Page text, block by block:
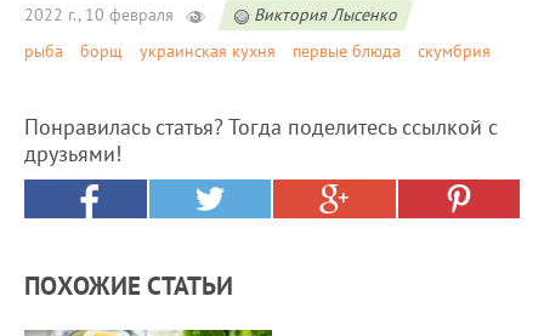
2022 г., 10 февраля
Виктория Лысенко
рыба
борщ украинская кухня первые блюда скумбрия
Понравилась статья? Тогда поделитесь ссылкой с
друзьями!
ПОХОЖИЕ СТАТЬИ